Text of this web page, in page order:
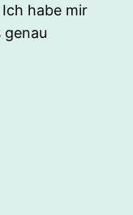
habe mir
genau